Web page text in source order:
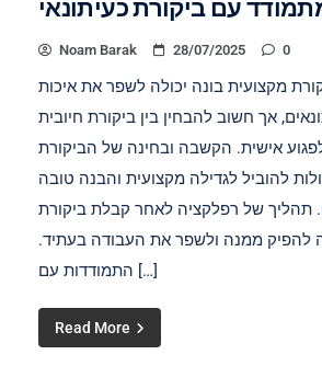
עם ביקורת כעיתונאי
Noam Barak 28/07/2025 0
מקצועית בונה יכולה לשפר את איכות
אך חשוב להבחין בין ביקורת חיובית
אישית. הקשבה ובחינה של הביקורת
להוביל לגדילה מקצועית והבנה טובה
תהליך של רפלקציה לאחר קבלת ביקורת
להפיק ממנה ולשפר את העבודה בעתיד.
התמודדות עם […]
Read More